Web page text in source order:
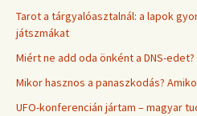
Tarot a tárgyalóasztalnál: a lapok
játszmákat
Miért ne add oda önként a DNS-edet?
Mikor hasznos a panaszkodás?
UFO-konferencián jártam – magyar